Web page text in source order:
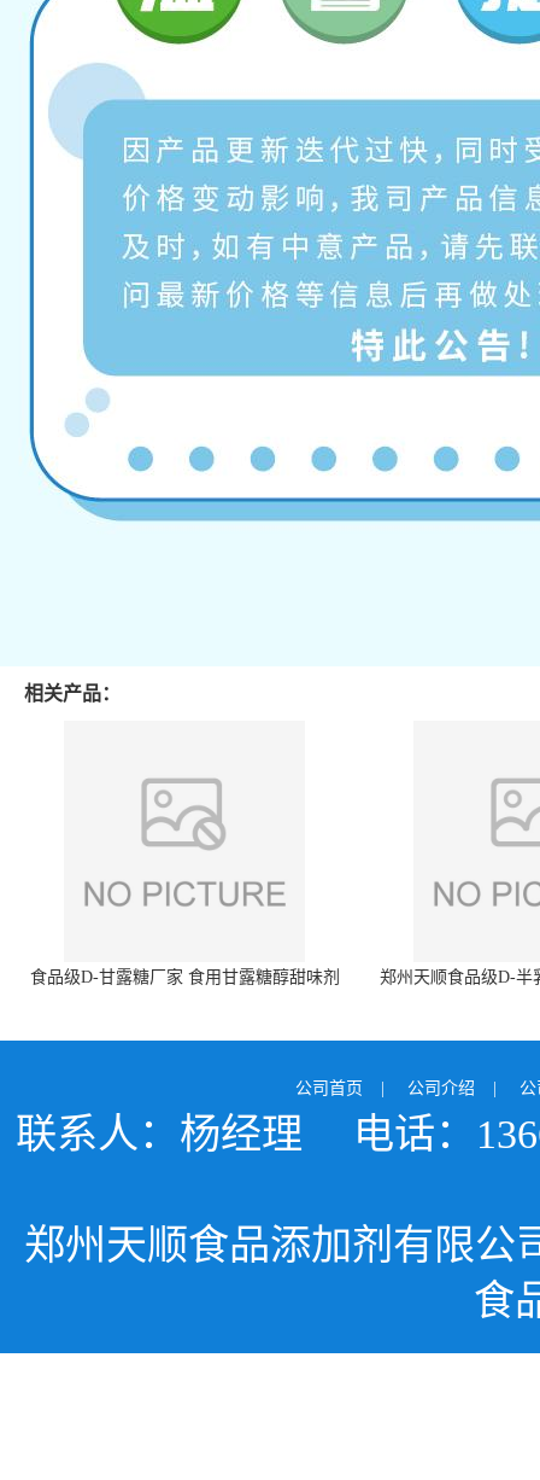
相关产品：
食品级D-甘露糖厂家 食用甘露糖醇甜味剂
郑州天顺食品级D-半
公司首页 | 公司介绍 |
联系人：杨经理 电话：
郑州天顺食品添加剂有限公
食